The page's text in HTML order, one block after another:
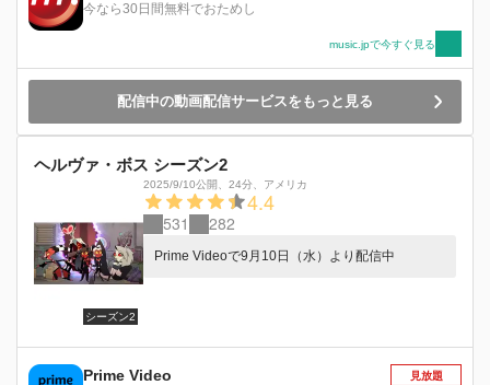
今なら30日間無料でおためし
music.jpで今すぐ見る
配信中の動画配信サービスをもっと見る
ヘルヴァ・ボス シーズン2
シーズン2
2025/9/10公開 24分 アメリカ
4.4
531 282
Prime Videoで9月10日（水）より配信中
Prime Video 見放題